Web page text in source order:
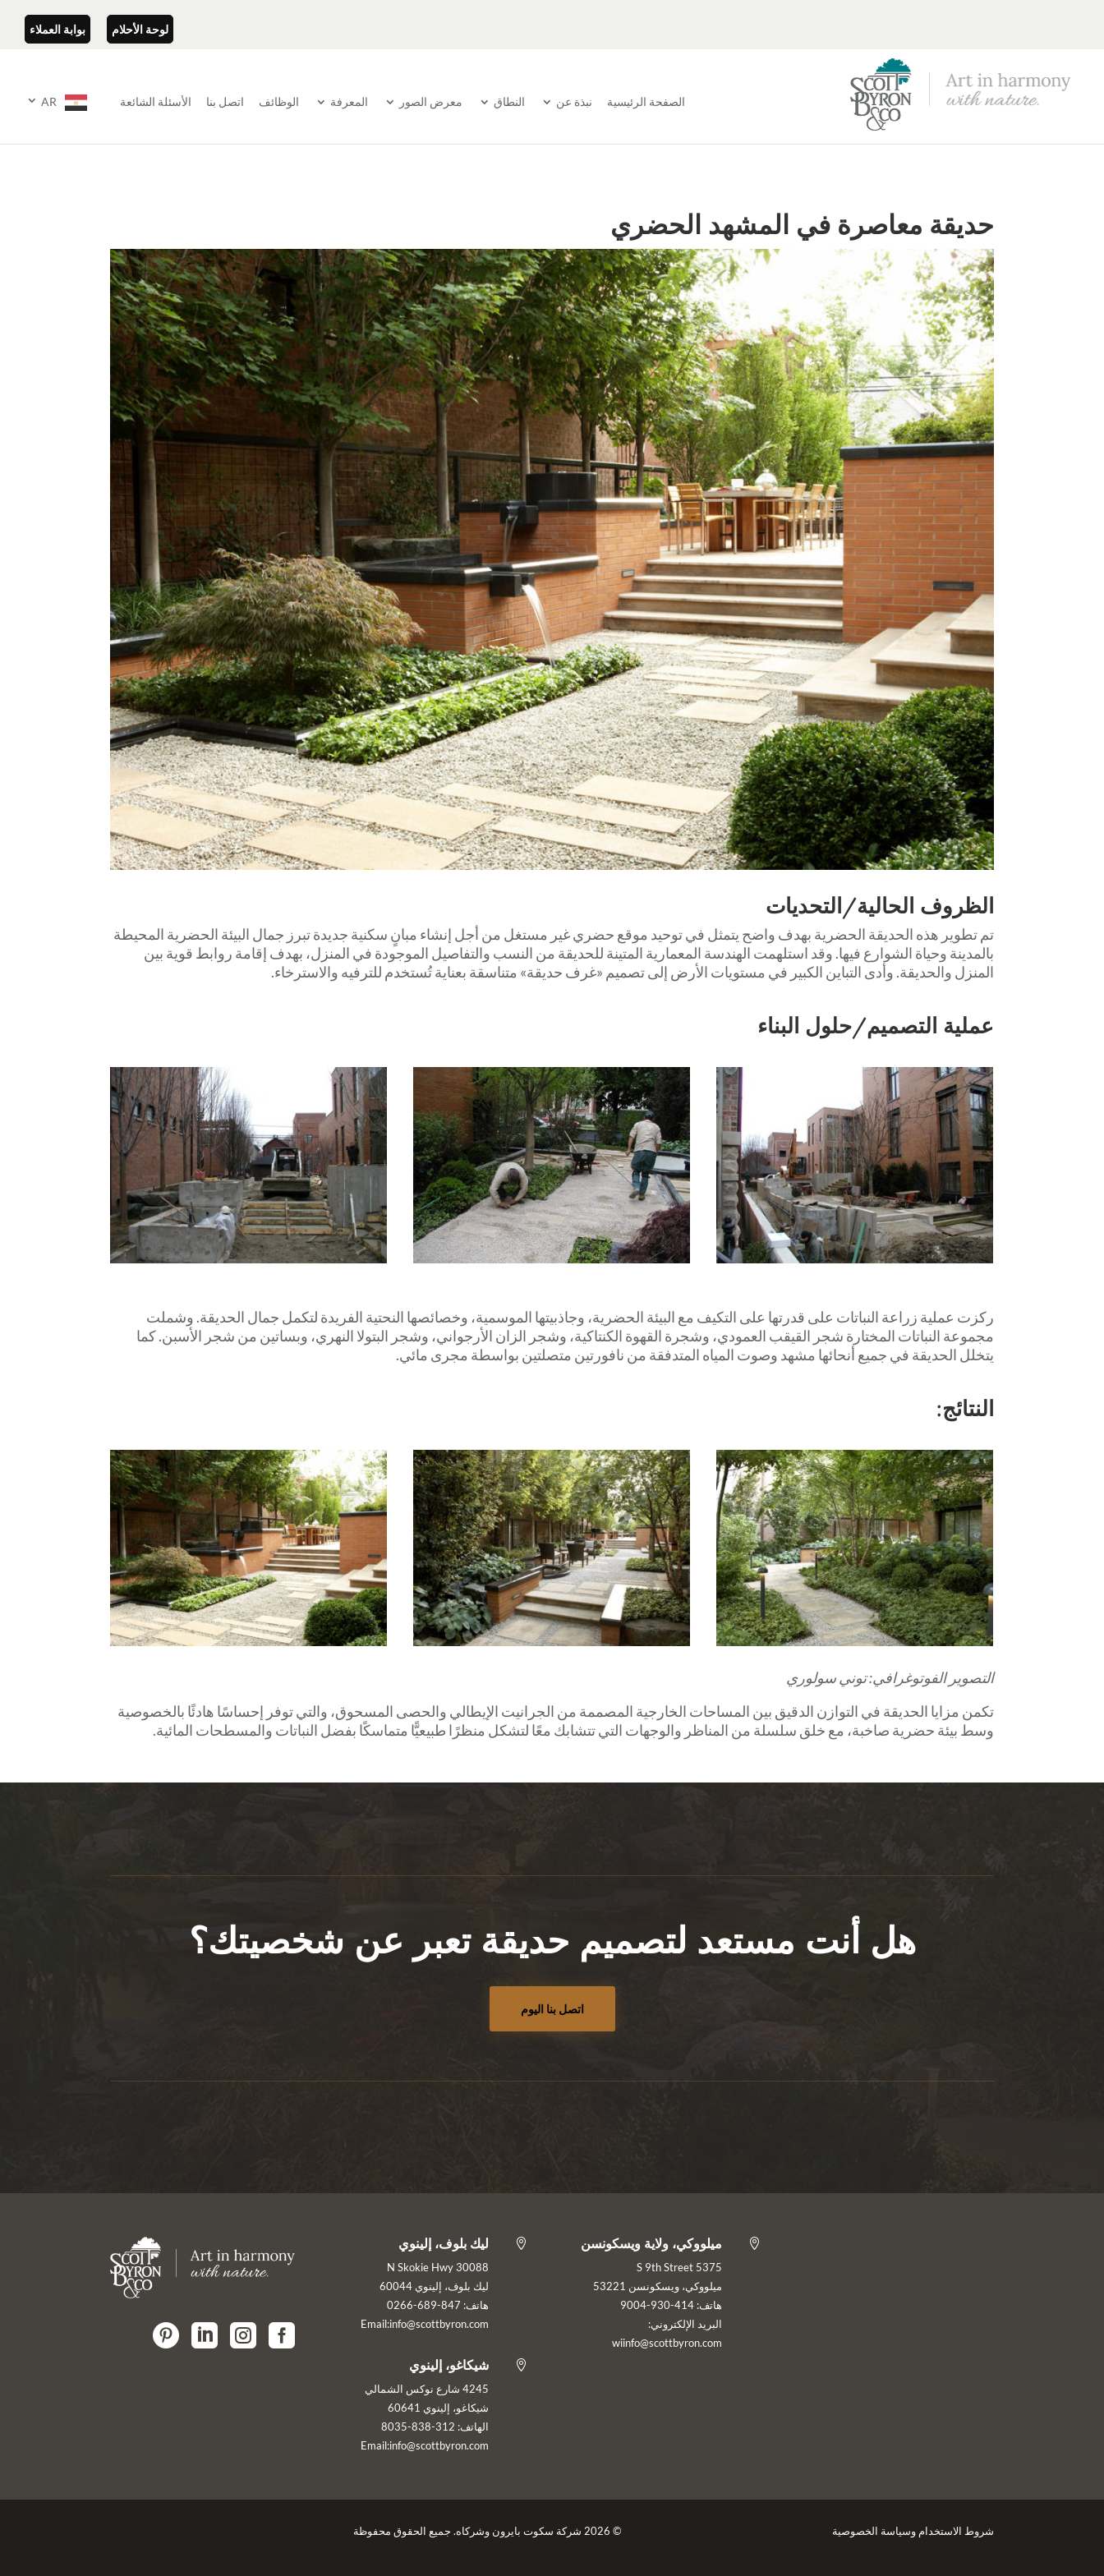
لوحة الأحلام بوابة العملاء
الصفحة الرئيسية نبذة عن النطاق معرض الصور المعرفة الوظائف اتصل بنا الأسئلة الشائعة AR
حديقة معاصرة في المشهد الحضري
الظروف الحالية/التحديات
تم تطوير هذه الحديقة الحضرية بهدف واضح يتمثل في توحيد موقع حضري غير مستغل من أجل إنشاء مبانٍ سكنية جديدة تبرز جمال البيئة الحضرية المحيطة
بالمدينة وحياة الشوارع فيها. وقد استلهمت الهندسة المعمارية المتينة للحديقة من النسب والتفاصيل الموجودة في المنزل، بهدف إقامة روابط قوية بين
المنزل والحديقة. وأدى التباين الكبير في مستويات الأرض إلى تصميم «غرف حديقة» متناسقة بعناية تُستخدم للترفيه والاسترخاء.
عملية التصميم/حلول البناء
ركزت عملية زراعة النباتات على قدرتها على التكيف مع البيئة الحضرية، وجاذبيتها الموسمية، وخصائصها النحتية الفريدة لتكمل جمال الحديقة. وشملت
مجموعة النباتات المختارة شجر القيقب العمودي، وشجرة القهوة الكنتاكية، وشجر الزان الأرجواني، وشجر البتولا النهري، وبساتين من شجر الأسبن. كما
يتخلل الحديقة في جميع أنحائها مشهد وصوت المياه المتدفقة من نافورتين متصلتين بواسطة مجرى مائي.
النتائج:
التصوير الفوتوغرافي: توني سولوري
تكمن مزايا الحديقة في التوازن الدقيق بين المساحات الخارجية المصممة من الجرانيت الإيطالي والحصى المسحوق، والتي توفر إحساسًا هادئًا بالخصوصية
وسط بيئة حضرية صاخبة، مع خلق سلسلة من المناظر والوجهات التي تتشابك معًا لتشكل منظرًا طبيعيًّا متماسكًا بفضل النباتات والمسطحات المائية.
هل أنت مستعد لتصميم حديقة تعبر عن شخصيتك؟
اتصل بنا اليوم




 ليك بلوف، إلينوي
30088 N Skokie Hwy
ليك بلوف، إلينوي 60044
هاتف: 847-689-0266
Email:info@scottbyron.com
 شيكاغو، إلينوي
4245 شارع نوكس الشمالي
شيكاغو، إلينوي 60641
الهاتف: 312-838-8035
Email:info@scottbyron.com
 ميلووكي، ولاية ويسكونسن
5375 S 9th Street
ميلووكي، ويسكونسن 53221
هاتف: 414-930-9004
البريد الإلكتروني:
wiinfo@scottbyron.com
© 2026 شركة سكوت بايرون وشركاه. جميع الحقوق محفوظة شروط الاستخدام وسياسة الخصوصية